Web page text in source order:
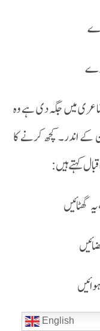
دے
دے
میں جگہ دی ہے وہ
اندر۔ کچھ کرنے کا
کہتے ہیں :
گھٹائیں
ادائیںEnglish